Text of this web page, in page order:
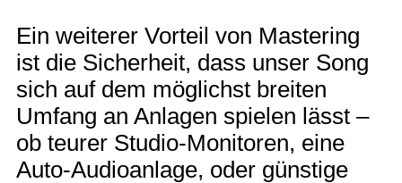
Ein weiterer Vorteil von Mastering
ist die Sicherheit, dass unser Song
sich auf dem möglichst breiten
Umfang an Anlagen spielen lässt –
ob teurer Studio-Monitoren, eine
Auto-Audioanlage, oder günstige